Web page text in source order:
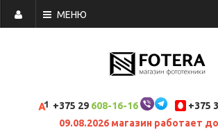
МЕНЮ
+375 29 608-16-16 +375
09.08.2026 магазин работает